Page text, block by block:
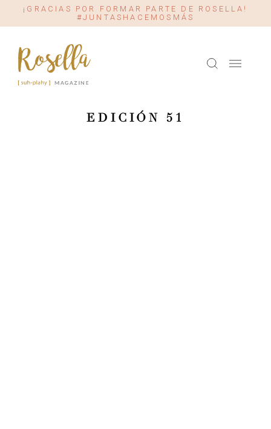
¡GRACIAS POR FORMAR PARTE DE ROSELLA!
#JUNTASHACEMOSMÁS
EDICIÓN 51